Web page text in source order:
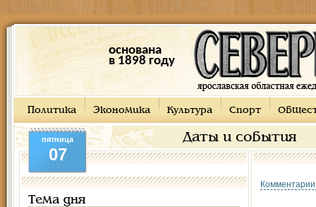
основана
в 1898 году
Политика Экономика Культура Спорт
Даты и события
пятница
07
Тема дня